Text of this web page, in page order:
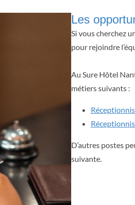
Les
Si vous cherchez
pour rejoindre
Au Sure Hôtel
métiers suivants :
D’autres postes
suivante.